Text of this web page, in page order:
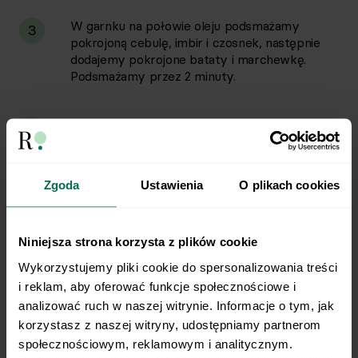
Zgoda Ustawienia O plikach cookies
Niniejsza strona korzysta z plików cookie
Wykorzystujemy pliki cookie do spersonalizowania treści
i reklam, aby oferować funkcje społecznościowe i
analizować ruch w naszej witrynie. Informacje o tym, jak
korzystasz z naszej witryny, udostępniamy partnerom
społecznościowym, reklamowym i analitycznym.
3
W garnku na połowie oleju podsmażamy
pokrojoną cebulę, imbir i czosnek, następnie
dodajemy pokrojone bataty i marchewkę.
Podsmażamy przez 2 minuty.
4
kolendrą, papryką oraz cynamonem.
Gotujemy przez 25 minut.
5
Po 25 minutach blendujemy zupę, doprawiamy
solą i pieprzem. Jeśli jest zbyt gęsta –
dodajemy więcej wody.
6
Zupę nalewamy do misek i posypujemy